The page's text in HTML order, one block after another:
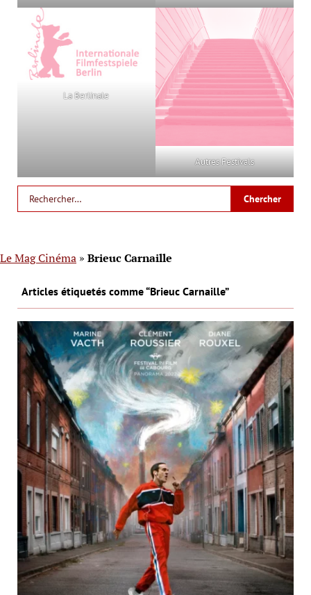
La Berlinale
Autres Festivals
Le Mag Cinéma » Brieuc Carnaille
Articles étiquetés comme “Brieuc Carnaille”